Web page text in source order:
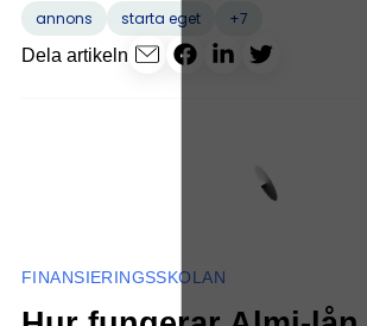
annons starta eget
+7
Dela artikeln
FINANSIERINGSSKOLAN